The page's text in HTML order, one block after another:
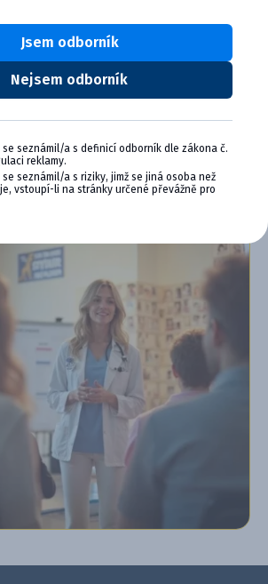
produkty a služby
bonusy
workshopy, konference,
další
více o programu PLUS
Nejsem odborník
Jsem odborník
se seznámil/a s definicí odborník dle zákona č.
reklamy.
se seznámil/a s riziky, jimž se jiná osoba než
vstoupí-li na stránky určené převážně pro